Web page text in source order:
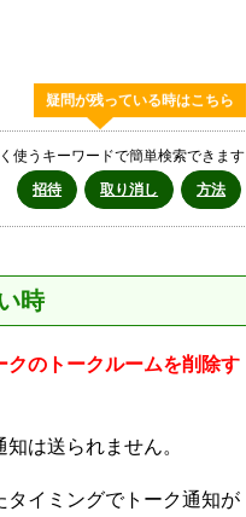
疑問が残っている時はこちら
使うキーワードで簡単検索できます
招待
取り消し 方法
時
のトークルームを削除す
は送られません。
イミングでトーク通知が